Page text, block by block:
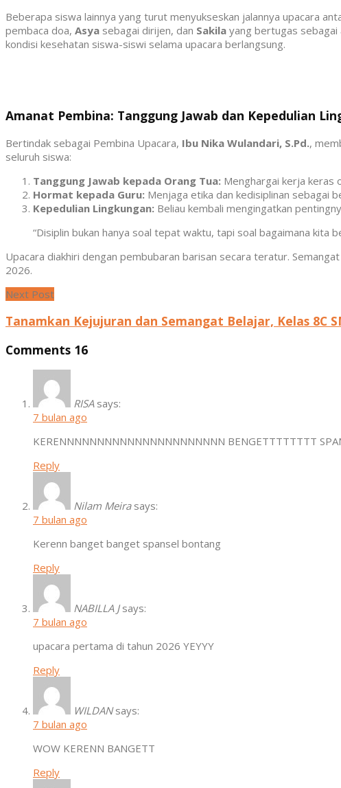
Beberapa siswa lainnya yang turut menyukseskan jalannya upacara
pembaca doa, Asya sebagai dirijen, dan Sakila yang bertugas sebagai
kondisi kesehatan siswa-siswi selama upacara berlangsung.
Amanat Pembina: Tanggung Jawab dan Kepedulian
Bertindak sebagai Pembina Upacara, Ibu Nika Wulandari, S.Pd.,
seluruh siswa:
Tanggung Jawab kepada Orang Tua: Menghargai kerja keras
Hormat kepada Guru: Menjaga etika dan kedisiplinan sebagai
Kepedulian Lingkungan: Beliau kembali mengingatkan
“Disiplin bukan hanya soal tepat waktu, tapi soal bagaimana kita
Upacara diakhiri dengan pembubaran barisan secara teratur.
2026.
Next Post
Tanamkan Kejujuran dan Semangat Belajar, Kelas 8C
Comments 16
RISA says:
7 bulan ago
KERENNNNNNNNNNNNNNNNNNNNNN BENGETTTTTTTT
Reply
Nilam Meira says:
7 bulan ago
Kerenn banget banget spansel bontang
Reply
NABILLA J says:
7 bulan ago
upacara pertama di tahun 2026 YEYYY
Reply
WILDAN says:
7 bulan ago
WOW KERENN BANGETT
Reply